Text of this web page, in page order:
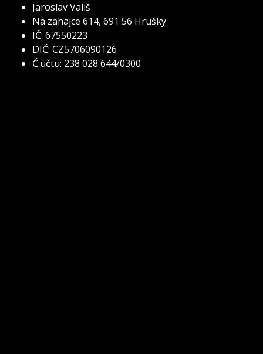
Jaroslav Vališ
Na zahajce 614, 691 56 Hrušky
IČ: 67550223
DIČ: CZ5706090126
Č.účtu: 238 028 644/0300